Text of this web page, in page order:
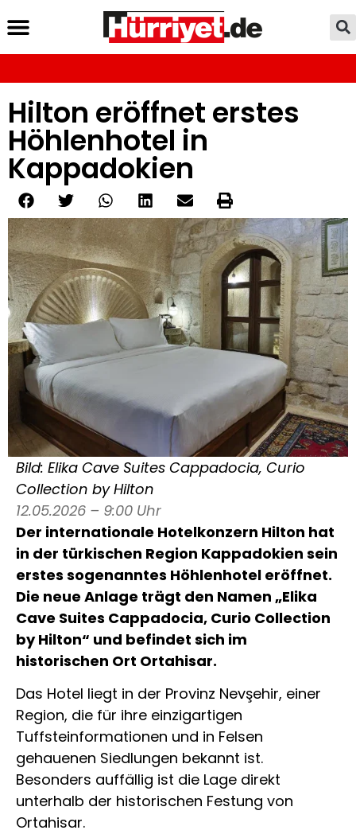
Hilton eröffnet erstes
Höhlenhotel in
Kappadokien
Bild: Elika Cave Suites Cappadocia, Curio
Collection by Hilton
12.05.2026 – 9:00 Uhr
Der internationale Hotelkonzern Hilton hat
in der türkischen Region Kappadokien sein
erstes sogenanntes Höhlenhotel eröffnet.
Die neue Anlage trägt den Namen „Elika
Cave Suites Cappadocia, Curio Collection
by Hilton“ und befindet sich im
historischen Ort Ortahisar.
Das Hotel liegt in der Provinz Nevşehir, einer
Region, die für ihre einzigartigen
Tuffsteinformationen und in Felsen
gehauenen Siedlungen bekannt ist.
Besonders auffällig ist die Lage direkt
unterhalb der historischen Festung von
Ortahisar.